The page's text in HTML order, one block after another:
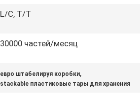
L/C, T/T
30000 частей/месяц
евро штабелируя коробки,
stackable пластиковые тары для хранения